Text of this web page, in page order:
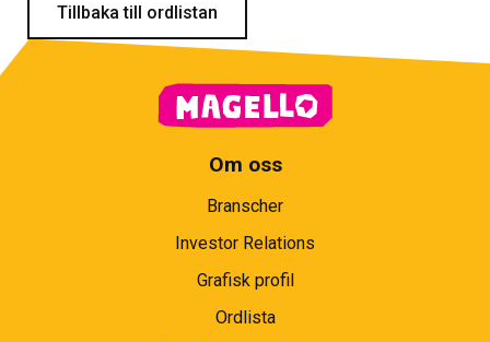
Tillbaka till ordlistan
Om oss
Branscher
Investor Relations
Grafisk profil
Ordlista